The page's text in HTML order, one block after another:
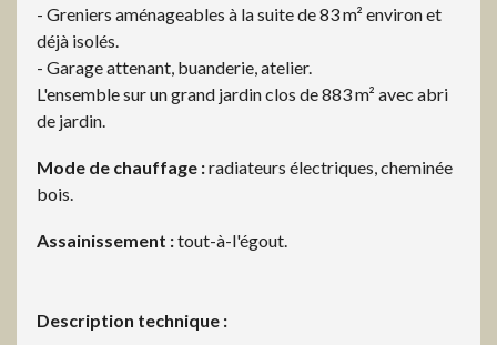
- Greniers aménageables à la suite de 83 m² environ et
déjà isolés.
- Garage attenant, buanderie, atelier.
L'ensemble sur un grand jardin clos de 883 m² avec abri
de jardin.
Mode de chauffage :radiateurs électriques, cheminée
bois.
Assainissement :tout-à-l'égout.
Description technique :